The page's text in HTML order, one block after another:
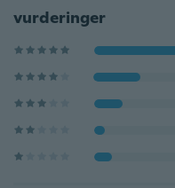
vurderinger